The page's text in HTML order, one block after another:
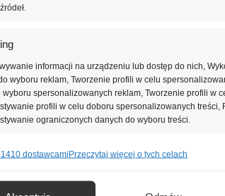
informacji na urządzeniu lub dostęp do nich,
wyboru reklam, Tworzenie profili w celu
wyboru spersonalizowanych reklam, Tworzenie profili w
profili w celu doboru spersonalizowanych treści,
ograniczonych danych do wyboru treści.
i łączenie danych z innych źródeł, Łączenie
urządzeń na podstawie informacji przesyłanych
dostawcami Przeczytaj więcej o tych celach
wentylowanych)
[W/(m.K)]